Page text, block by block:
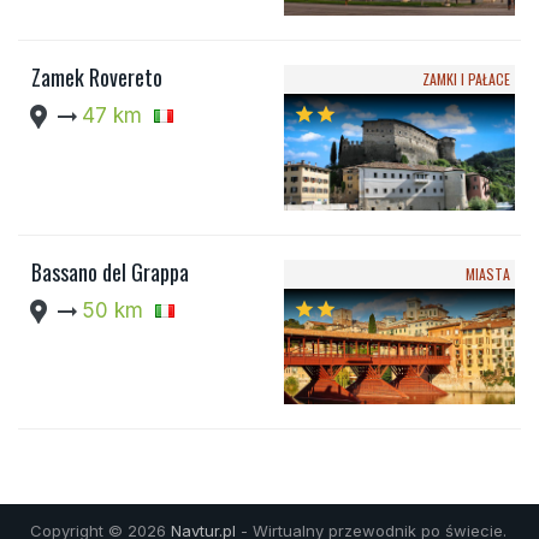
Zamek Rovereto
location_pin arrow_right_alt 47 km
ZAMKI I PAŁACE
starstar
Bassano del Grappa
location_pin arrow_right_alt 50 km
MIASTA
starstar
Copyright © 2026 Navtur.pl - Wirtualny przewodnik po świecie.